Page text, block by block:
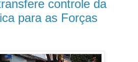
controle da
para as Forças